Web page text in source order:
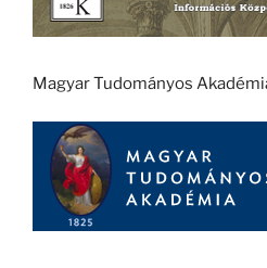
Magyar Tudományos